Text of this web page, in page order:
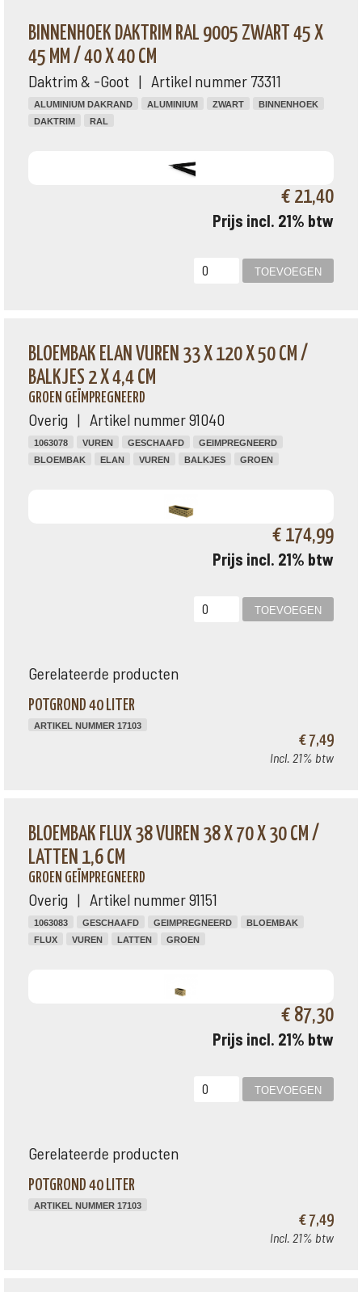
BINNENHOEK DAKTRIM RAL 9005 ZWART 45 X
45 MM / 40 X 40 CM
Daktrim & -Goot | Artikel nummer 73311
ALUMINIUM DAKRAND ALUMINIUM ZWART
BINNENHOEK
DAKTRIM
RAL
€ 21,40
Prijs incl. 21% btw
BLOEMBAK ELAN VUREN 33 X 120 X 50 CM /
BALKJES 2 X 4,4 CM
GROEN GEÏMPREGNEERD
Overig | Artikel nummer 91040
1063078 VUREN GESCHAAFD
GEIMPREGNEERD
BLOEMBAK
ELAN VUREN BALKJES GROEN
€ 174,99
Prijs incl. 21% btw
Gerelateerde producten
POTGROND 40 LITER
ARTIKEL NUMMER 17103
€ 7,49
Incl. 21% btw
BLOEMBAK FLUX 38 VUREN 38 X 70 X 30 CM /
LATTEN 1,6 CM
GROEN GEÏMPREGNEERD
Overig | Artikel nummer 91151
1063083 GESCHAAFD GEIMPREGNEERD
BLOEMBAK
FLUX
VUREN LATTEN GROEN
€ 87,30
Prijs incl. 21% btw
Gerelateerde producten
POTGROND 40 LITER
ARTIKEL NUMMER 17103
€ 7,49
Incl. 21% btw